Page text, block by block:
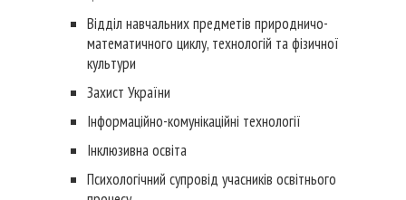
Відділ навчальних предметів природничо-
математичного циклу, технологій та фізичної
культури
Захист України
Інформаційно-комунікаційні технології
Інклюзивна освіта
Психологічний супровід учасників освітнього
процесу